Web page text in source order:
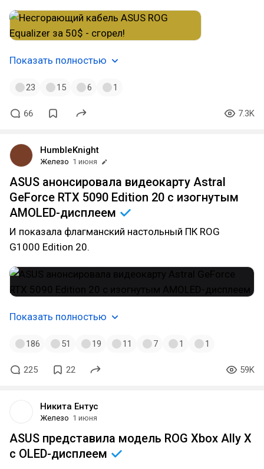
Показать полностью
23 15 6 1
66 7.3K
HumbleKnight
Железо 1 июня
ASUS анонсировала видеокарту Astral
GeForce RTX 5090 Edition 20 с изогнутым
AMOLED-дисплеем
И показала флагманский настольный ПК ROG
G1000 Edition 20.
Показать полностью
186 51 19 11 7 1 1
225 22 59K
Никита Ентус
Железо 1 июня
ASUS представила модель ROG Xbox Ally X
с OLED-дисплеем